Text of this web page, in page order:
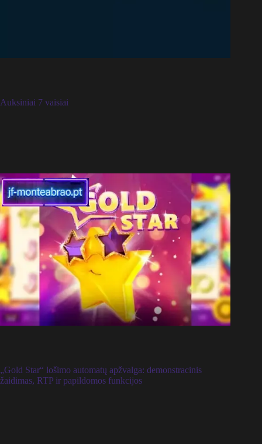
Auksiniai 7 vaisiai
„Gold Star“ lošimo automatų apžvalga: demonstracinis
žaidimas, RTP ir papildomos funkcijos